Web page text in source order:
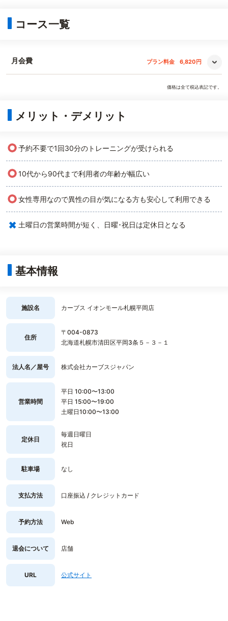
コース一覧
月会費 プラン料金 6,820円
価格は全て税込表記です。
メリット・デメリット
○予約不要で1回30分のトレーニングが受けられる
○10代から90代まで利用者の年齢が幅広い
○女性専用なので異性の目が気になる方も安心して利用できる
× 土曜日の営業時間が短く、日曜･祝日は定休日となる
基本情報
施設名 カーブス イオンモール札幌平岡店
住所
〒004-0873
北海道札幌市清田区平岡3条５－３－１
法人名／屋号 株式会社カーブスジャパン
営業時間
平日 10:00〜13:00
平日 15:00〜19:00
土曜日10:00〜13:00
定休日
毎週日曜日
祝日
駐車場 なし
支払方法 口座振込 / クレジットカード
予約方法 Web
退会について 店舗
URL 公式サイト